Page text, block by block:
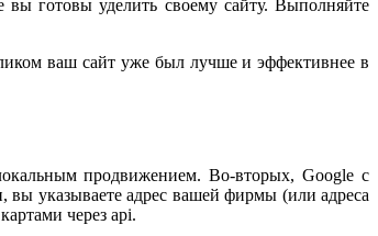
готовы уделить своему сайту. Выполняйте
ваш сайт уже был лучше и эффективнее в
продвижением. Во-вторых, Google с
вы указываете адрес вашей фирмы (или адреса
через api.